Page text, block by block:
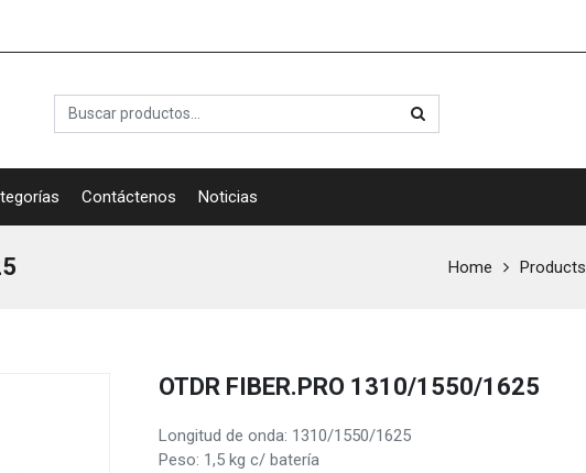
Contáctenos Noticias
Home Products
OTDR FIBER.PRO 1310/1550/1625
Longitud de onda: 1310/1550/1625
Peso: 1,5 kg c/ batería